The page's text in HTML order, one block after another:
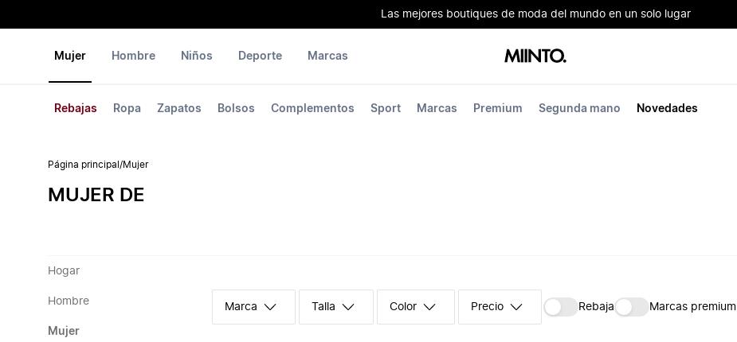
Las mejores boutiques de moda del mundo en un solo lugar
Mujer
Rebajas Ropa Zapatos Bolsos Complementos Sport Marcas Premium Segunda mano Novedades
Hombre Niños Deporte Marcas
Página principal /Mujer
MUJER DE
Hogar
Hombre
Mujer
Marca Talla Color Precio Rebaja Marcas premium